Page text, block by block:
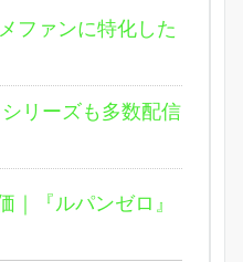
ファンに特化した
リーズも多数配信
｜『ルパンゼロ』